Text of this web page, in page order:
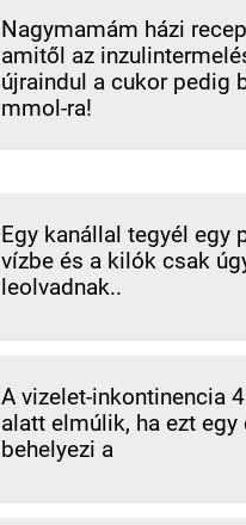
Nagymamám házi
amitől az
újraindul a cukor pedig
mmol-ra!
Egy kanállal tegyél egy
vízbe és a kilók csak
leolvadnak..
A vizelet-inkontinencia
alatt elmúlik, ha ezt egy
behelyezi a